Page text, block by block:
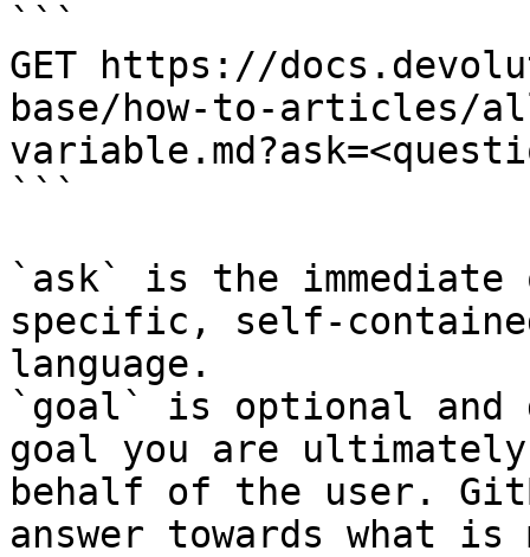
```
GET https://
base/how-to-articles/
```
`ask` is the
specific, self-
language.
`goal` is optional and
goal you are
behalf of the user.
answer towards what